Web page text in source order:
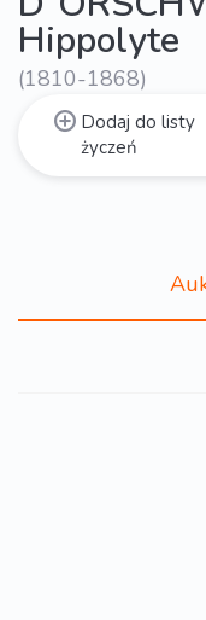
Hippolyte
(1810-1868)
Dodaj do listy
życzeń